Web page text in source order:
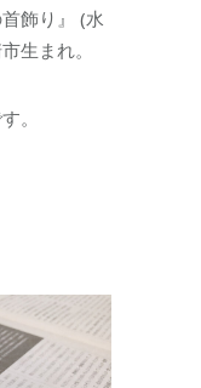
飾り』 (水
生まれ。
。